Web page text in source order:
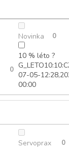
Novinka 0
0
10 % léto ?
07-05-
00:00
Servoprax 0